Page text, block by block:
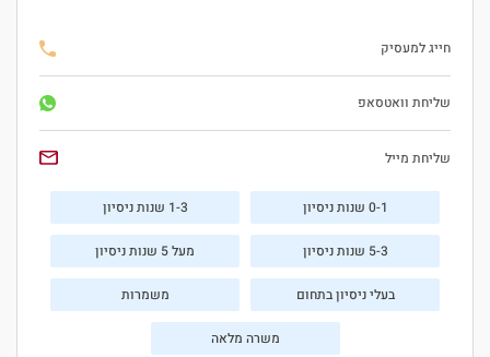
חייג למעסיק
שליחת וואטסאפ
שליחת מייל
0-1 שנות ניסיון 1-3 שנות ניסיון
5-3 שנות ניסיון מעל 5 שנות ניסיון
בעלי ניסיון בתחום משמרות
משרה מלאה